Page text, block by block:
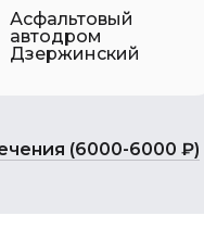
Асфальтовый
автодром
Дзержинский
(6000-6000 ₽)